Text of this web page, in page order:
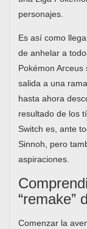
personajes.
Es así como
de anhelar a
Pokémon
salida a una
hasta ahora
resultado de los
Switch es, ante
Sinnoh, pero
aspiraciones.
“remake”
Comenzar la